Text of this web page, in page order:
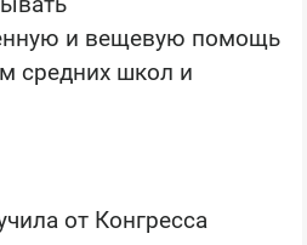
и вещевую помощь
средних школ и
от Конгресса